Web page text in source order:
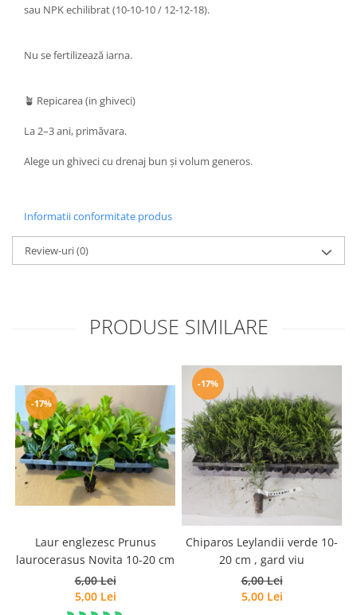
sau NPK echilibrat (10-10-10 / 12-12-18).
Nu se fertilizează iarna.
🪴 Repicarea (in ghiveci)
La 2–3 ani, primăvara.
Alege un ghiveci cu drenaj bun și volum generos.
Informatii conformitate produs
Review-uri(0)
PRODUSE SIMILARE
-17%
Laur englezesc Prunus
laurocerasus Novita 10-20 cm
6,00 Lei
5,00 Lei
-17%
Chiparos Leylandii verde 10-
20 cm , gard viu
6,00 Lei
5,00 Lei